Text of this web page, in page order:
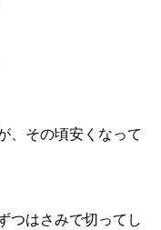
、その頃安くなって
つはさみで切ってし